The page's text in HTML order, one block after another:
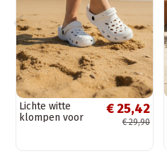
Lichte witte
klompen voor
€ 25,42
€ 29,90